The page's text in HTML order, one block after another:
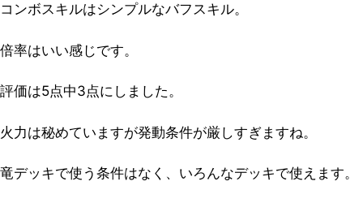
コンボスキルはシンプルなバフスキル。
倍率はいい感じです。
評価は5点中3点にしました。
火力は秘めていますが発動条件が厳しすぎますね。
竜デッキで使う条件はなく、いろんなデッキで使えます。